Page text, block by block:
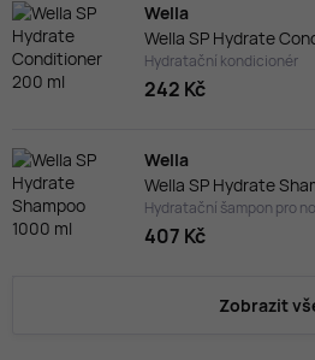
Wella
Wella SP Hydrate
Hydratační kondicionér
242 Kč
Wella
Wella SP Hydrate
Hydratační šampon pro
407 Kč
Zobrazit